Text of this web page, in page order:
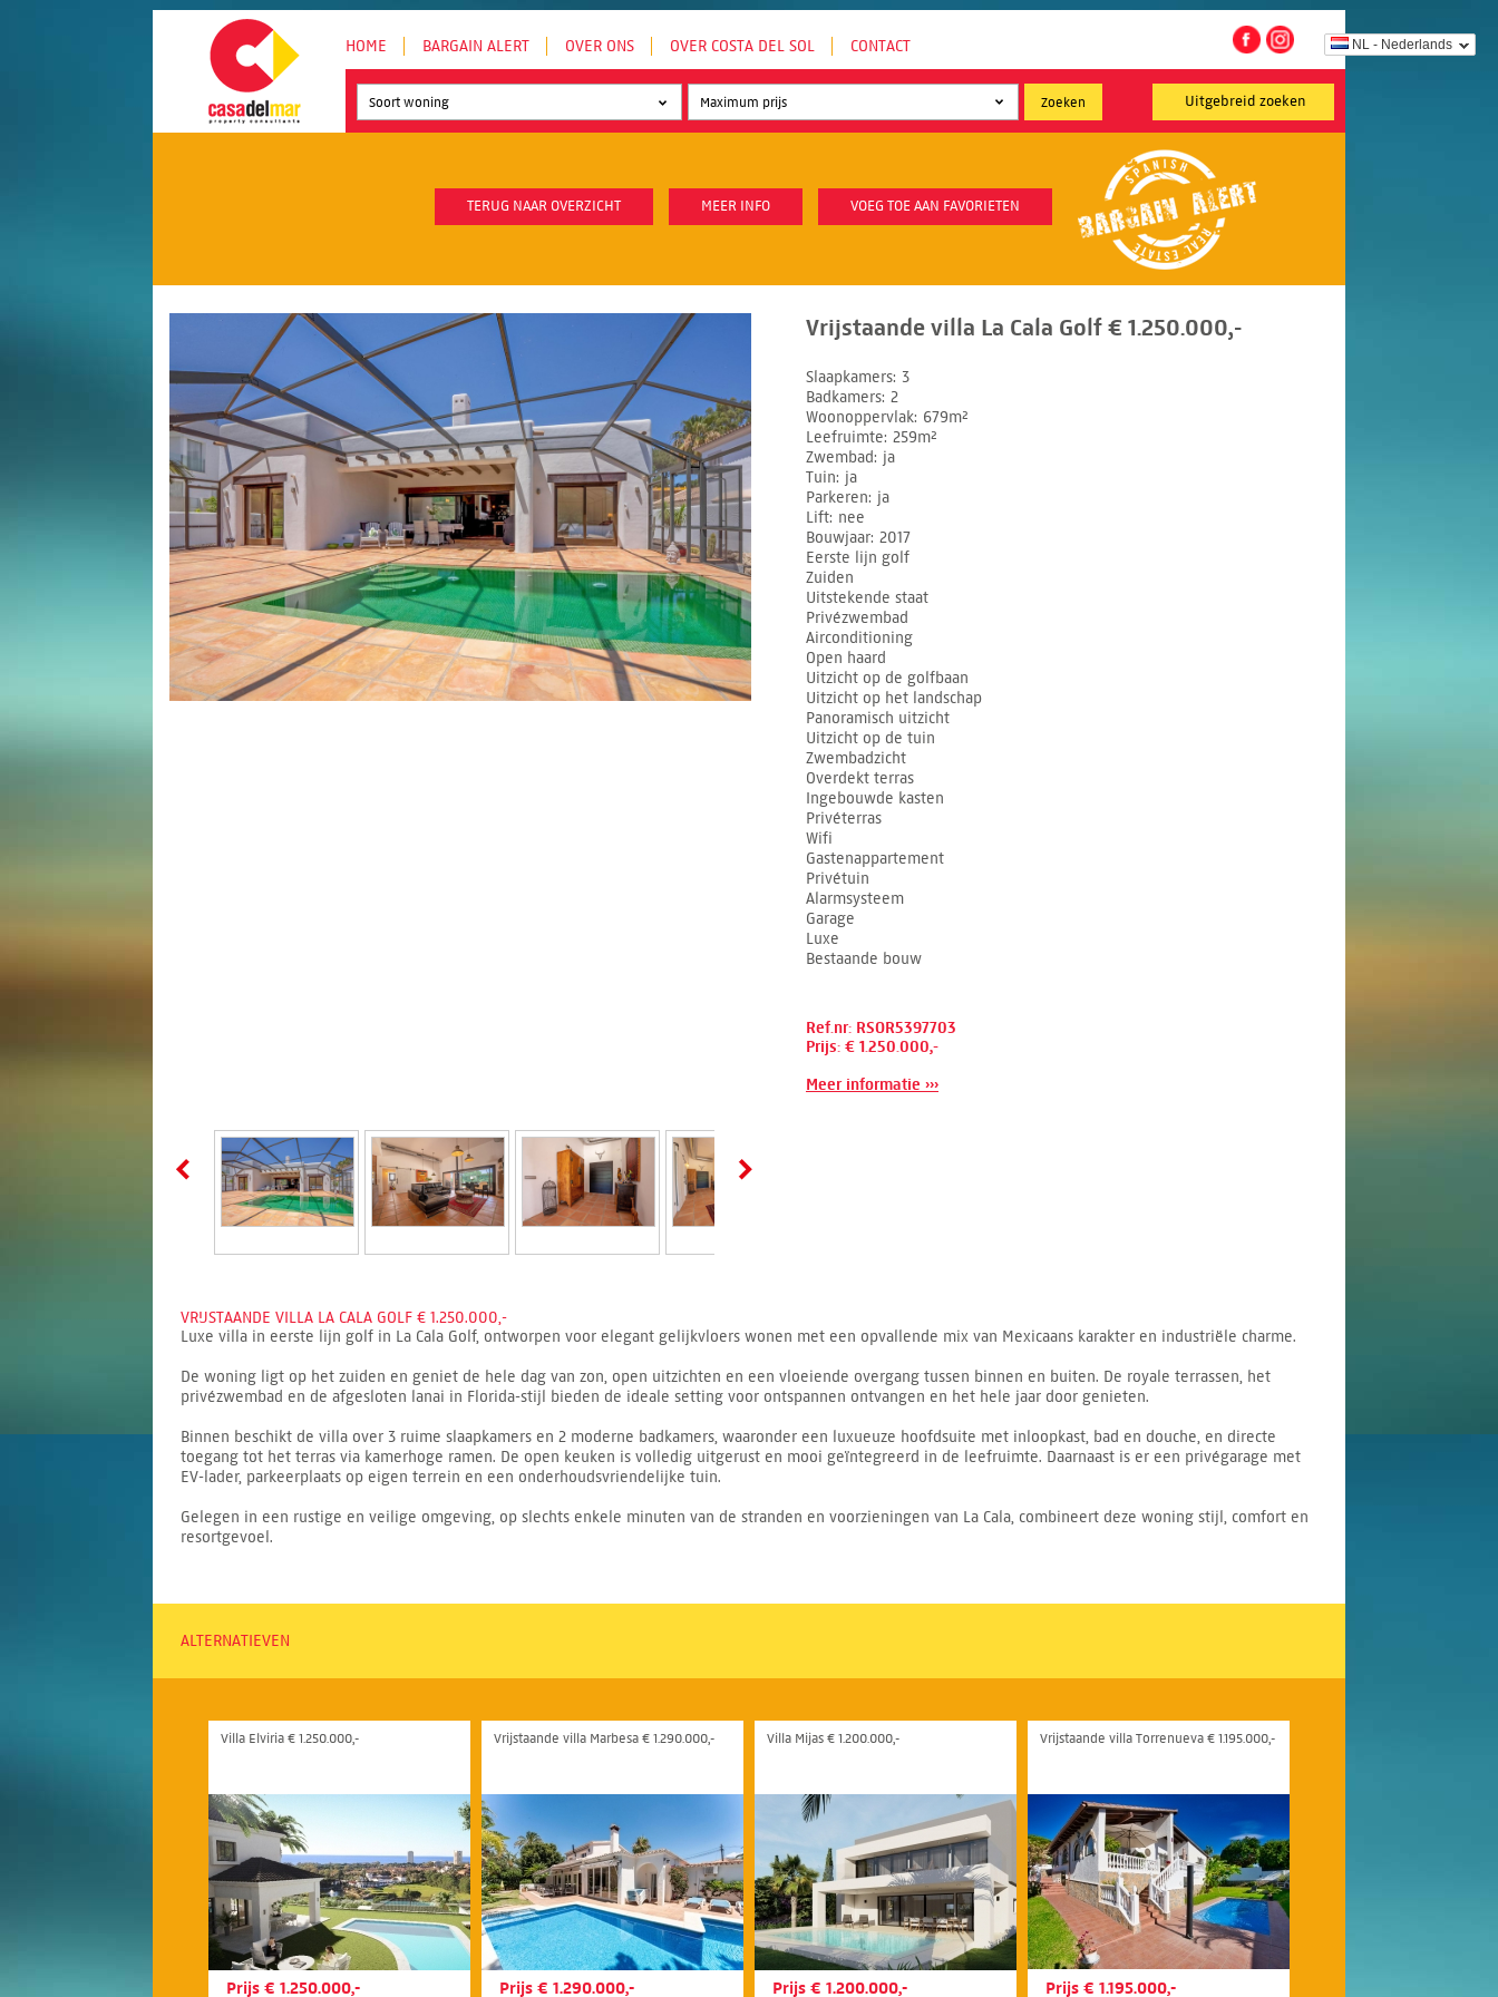
NL - Nederlands
HOME BARGAIN ALERT OVER ONS OVER COSTA DEL SOL CONTACT
Uitgebreid zoeken
Soort woning
TERUG NAAR OVERZICHT MEER INFO VOEG TOE AAN FAVORIETEN
Vrijstaande villa La Cala Golf € 1.250.000,-
Slaapkamers 3
Badkamers 2
Woonoppervlak 679m²
Leefruimte 259m²
Zwembad
ja
Tuin ja
Parkeren ja
Lift nee
Bouwjaar 2017
Eerste lijn golf
Zuiden
Uitstekende staat
Privézwembad
Airconditioning
Open haard
Uitzicht op de golfbaan
Uitzicht op het landschap
Panoramisch uitzicht
Uitzicht op de tuin
Zwembadzicht
Overdekt terras
Ingebouwde kasten
Privéterras
Wifi
Gastenappartement
Privétuin
Alarmsysteem
Garage
Luxe
Bestaande bouw
Ref.nr: RSOR5397703
Prijs: € 1.250.000,-
Meer informatie ›››
VRIJSTAANDE VILLA LA CALA GOLF € 1.250.000,-
Luxe villa in eerste lijn golf in La Cala Golf, ontworpen voor elegant gelijkvloers wonen met een opvallende mix van Mexicaans karakter en industriële charme.
De woning ligt op het zuiden en geniet de hele dag van zon, open uitzichten en een vloeiende overgang tussen binnen en buiten. De royale terrassen, het
privézwembad en de afgesloten lanai in Florida-stijl bieden de ideale setting voor ontspannen ontvangen en het hele jaar door genieten.
Binnen beschikt de villa over 3 ruime slaapkamers en 2 moderne badkamers, waaronder een luxueuze hoofdsuite met inloopkast, bad en douche, en directe
toegang tot het terras via kamerhoge ramen. De open keuken is volledig uitgerust en mooi geïntegreerd in de leefruimte. Daarnaast is er een privégarage met
EV-lader, parkeerplaats op eigen terrein en een onderhoudsvriendelijke tuin.
Gelegen in een rustige en veilige omgeving, op slechts enkele minuten van de stranden en voorzieningen van La Cala, combineert deze woning stijl, comfort en
resortgevoel.
ALTERNATIEVEN
Villa Elviria € 1.250.000,-
Prijs € 1.250.000,-
Vrijstaande villa Marbesa € 1.290.000,-
Prijs € 1.290.000,-
Villa Mijas € 1.200.000,-
Prijs € 1.200.000,-
Vrijstaande villa Torrenueva € 1.195.000,-
Prijs € 1.195.000,-